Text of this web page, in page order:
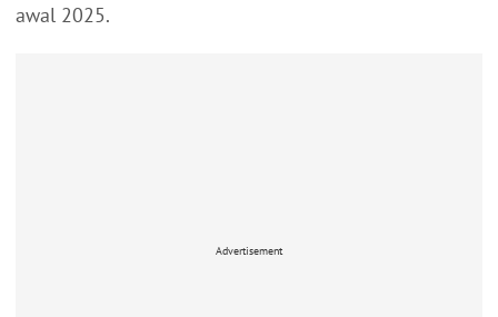
awal 2025.
Advertisement